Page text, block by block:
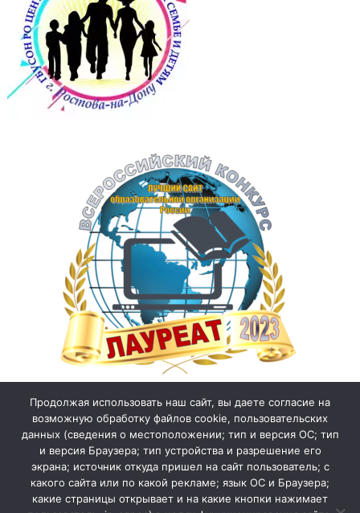
Продолжая использовать наш сайт, вы даете согласие на
возможную обработку файлов cookie, пользовательских
данных (сведения о местоположении; тип и версия ОС; тип
и версия Браузера; тип устройства и разрешение его
экрана; источник откуда пришел на сайт пользователь; с
какого сайта или по какой рекламе; язык ОС и Браузера;
какие страницы открывает и на какие кнопки нажимает